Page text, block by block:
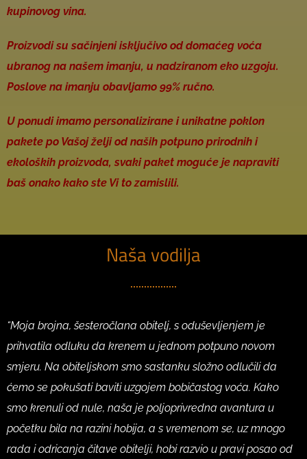
kupinovog vina.
Proizvodi su sačinjeni isključivo od domaćeg voća
ubranog na našem imanju, u nadziranom eko uzgoju.
Poslove na imanju obavljamo 99% ručno.
U ponudi imamo personalizirane i unikatne poklon
pakete po Vašoj želji od naših potpuno prirodnih i
ekoloških proizvoda, svaki paket moguće je napraviti
baš onako kako ste Vi to zamislili.
Naša vodilja
“Moja brojna, šesteročlana obitelj, s oduševljenjem je
prihvatila odluku da krenem u jednom potpuno novom
smjeru. Na obiteljskom smo sastanku složno odlučili da
ćemo se pokušati baviti uzgojem bobičastog voća. Kako
smo krenuli od nule, naša je poljoprivredna avantura u
početku bila na razini hobija, a s vremenom se, uz mnogo
rada i odricanja čitave obitelji, hobi razvio u pravi posao od